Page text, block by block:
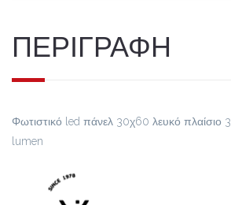
ΠΕΡΙΓΡΑΦΗ
Φωτιστικό led πάνελ 30χ60 λευκό
lumen